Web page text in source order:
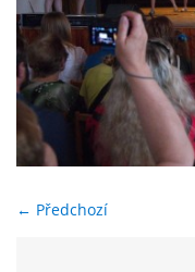
ŠKOLSKÁ RADA
PROJEKTY
ENVIRONMENTÁLNÍ
← Předchozí